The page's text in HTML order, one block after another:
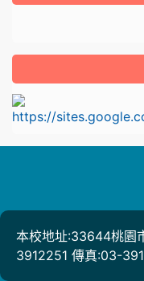
本校地址:33644桃園
3912251 傳真:03-